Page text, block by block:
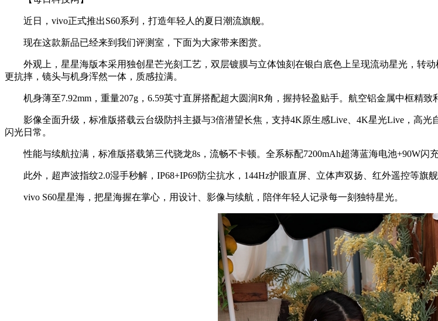
近日，vivo正式推出S60系列，打造年轻人的夏日潮流旗舰。
现在这款新品已经来到我们评测室，下面为大家带来图赏。
外观上，星星海版本采用独创星芒光刻工艺，双层镀膜与立体蚀刻在银白底色上呈现流动星光，转
更抗摔，镜头与机身浑然一体，质感拉满。
机身薄至7.92mm，重量207g，6.59英寸直屏搭配超大圆润R角，握持轻盈贴手。航空铝金属中框精致
影像全面升级，标准版搭载云台级防抖主摄与3倍潜望长焦，支持4K原生感Live、4K星光Live，高光
闪光日常。
性能与续航拉满，标准版搭载第三代骁龙8s，流畅不卡顿。全系标配7200mAh超薄蓝海电池+90W闪
此外，超声波指纹2.0湿手秒解，IP68+IP69防尘抗水，144Hz护眼直屏、立体声双扬、红外遥控等旗舰
vivo S60星星海，把星海握在掌心，用设计、影像与续航，陪伴年轻人记录每一刻独特星光。